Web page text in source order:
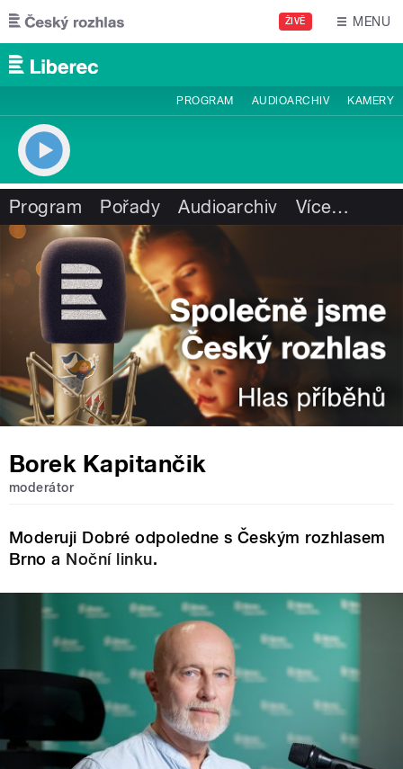
Přejít k hlavnímu obsahu
ŽIVĚ MENU
PROGRAM AUDIOARCHIV KAMERY
Program Pořady Audioarchiv Více…
Borek Kapitančik
moderátor
Moderuji Dobré odpoledne s Českým rozhlasem
Brno a Noční linku.